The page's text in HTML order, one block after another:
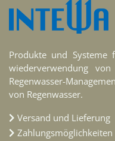
Produkte und Systeme
wiederverwendung
Regenwasser-
von Regenwasser.
Versand und Lieferung
Zahlungsmöglichkeiten